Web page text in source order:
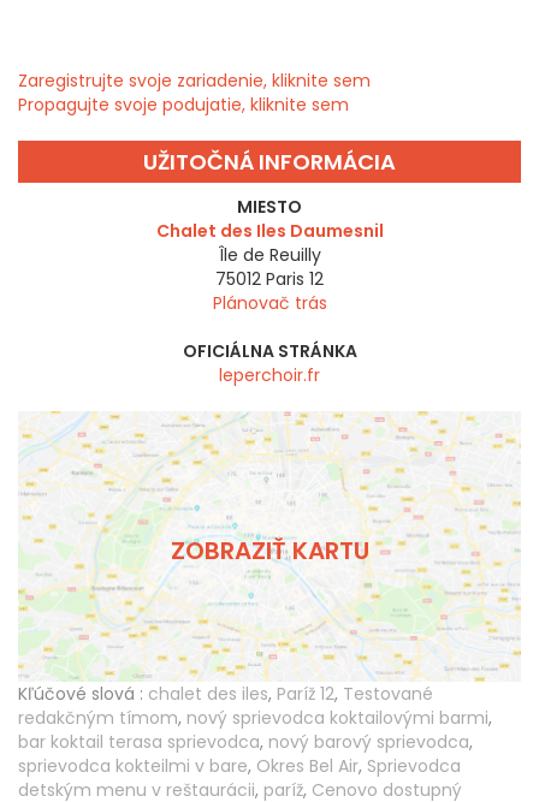
Zaregistrujte svoje zariadenie, kliknite sem
Propagujte svoje podujatie, kliknite sem
UŽITOČNÁ INFORMÁCIA
MIESTO
Chalet des Iles Daumesnil
Île de Reuilly
75012 Paris 12
Plánovač trás
OFICIÁLNA STRÁNKA
leperchoir.fr
ZOBRAZIŤ KARTU
Kľúčové slová : chalet des iles, Paríž 12, Testované
redakčným tímom, nový sprievodca koktailovými barmi,
bar koktail terasa sprievodca, nový barový sprievodca,
sprievodca kokteilmi v bare, Okres Bel Air, Sprievodca
detským menu v reštaurácii, paríž, Cenovo dostupný